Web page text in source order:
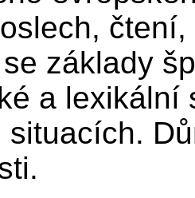
základy
a lexikální
situacích.